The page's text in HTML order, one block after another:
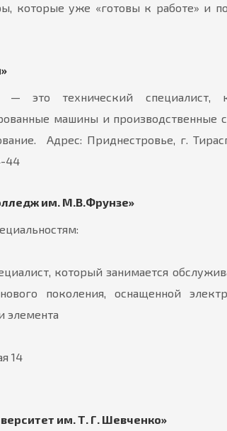
которые уже «готовы к работе» и
— это технический специалист,
машины и производственные
Адрес: Приднестровье, г.
44
им. М.В.Фрунзе»
который занимается
поколения, оснащенной
элемента
14
им. Т. Г. Шевченко»